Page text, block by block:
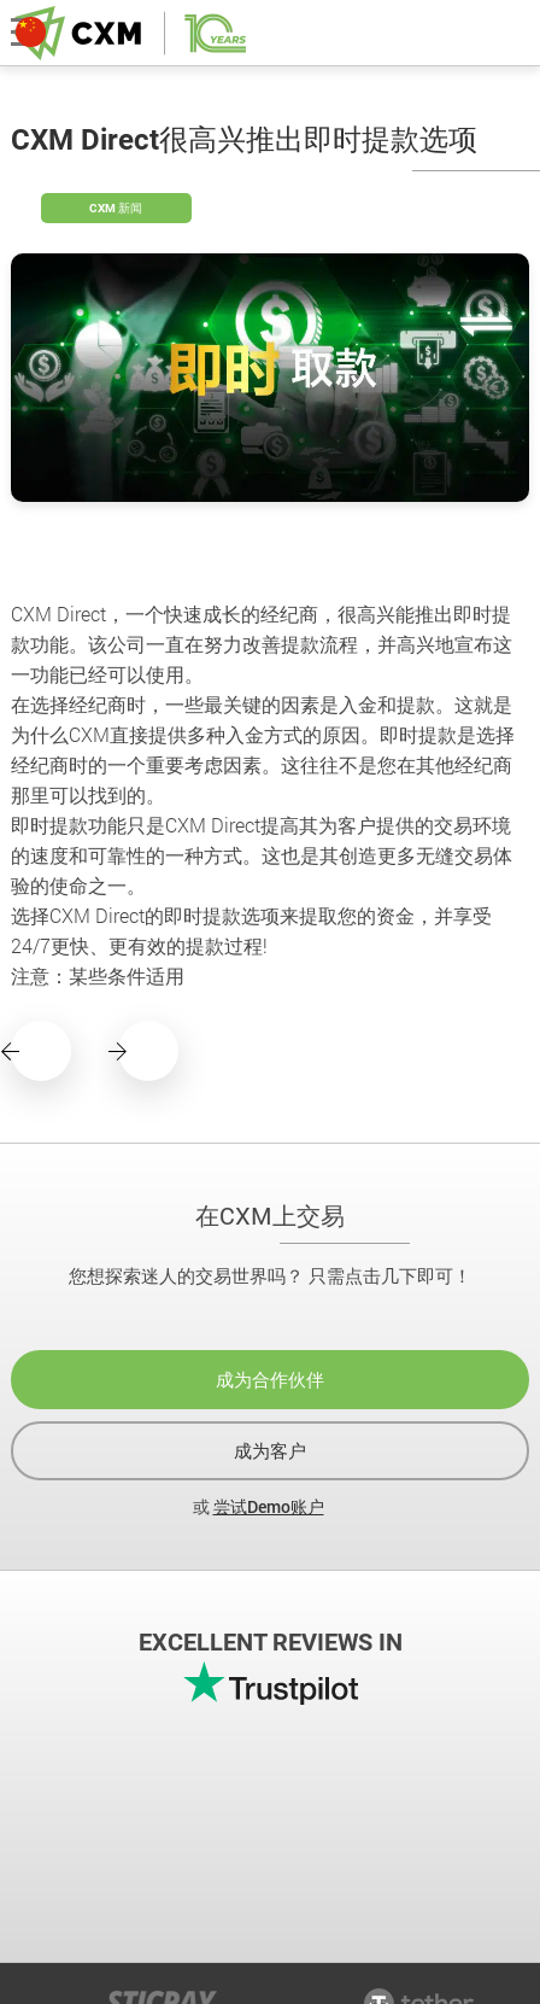
CXM Direct很高兴推出即时提款选项
CXM 新闻
CXM Direct，一个快速成长的经纪商，很高兴能推出即时提
款功能。该公司一直在努力改善提款流程，并高兴地宣布这
一功能已经可以使用。
在选择经纪商时，一些最关键的因素是入金和提款。这就是
为什么CXM直接提供多种入金方式的原因。即时提款是选择
经纪商时的一个重要考虑因素。这往往不是您在其他经纪商
那里可以找到的。
即时提款功能只是CXM Direct提高其为客户提供的交易环境
的速度和可靠性的一种方式。这也是其创造更多无缝交易体
验的使命之一。
选择CXM Direct的即时提款选项来提取您的资金，并享受
24/7更快、更有效的提款过程!
注意：某些条件适用
在CXM上交易
您想探索迷人的交易世界吗？ 只需点击几下即可！
成为合作伙伴
成为客户
或尝试Demo账户
EXCELLENT REVIEWS IN